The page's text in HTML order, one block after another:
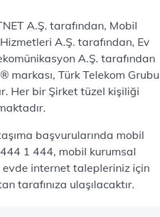
A.Ş. tarafından, Mobil
A.Ş. tarafından, Ev
A.Ş. tarafından
markası, Türk Telekom Grubu
Her bir Şirket tüzel kişiliği
başvurularında mobil
1 444, mobil kurumsal
internet talepleriniz için
tarafınıza ulaşılacaktır.